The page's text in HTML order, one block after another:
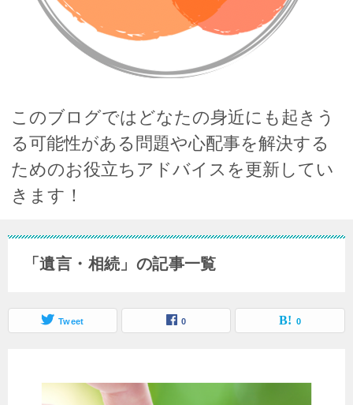
このブログではどなたの身近にも起きう
る可能性がある問題や心配事を解決する
ためのお役立ちアドバイスを更新してい
きます！
「遺言・相続」の記事一覧
Tweet 0 0